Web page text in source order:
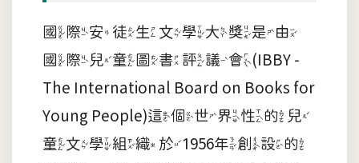
國際安徒生文學大獎是由
國際兒童圖書評議會(IBBY -
The International Board on Books for
Young People)這個世界性的兒
童文學組織於1956年創設的